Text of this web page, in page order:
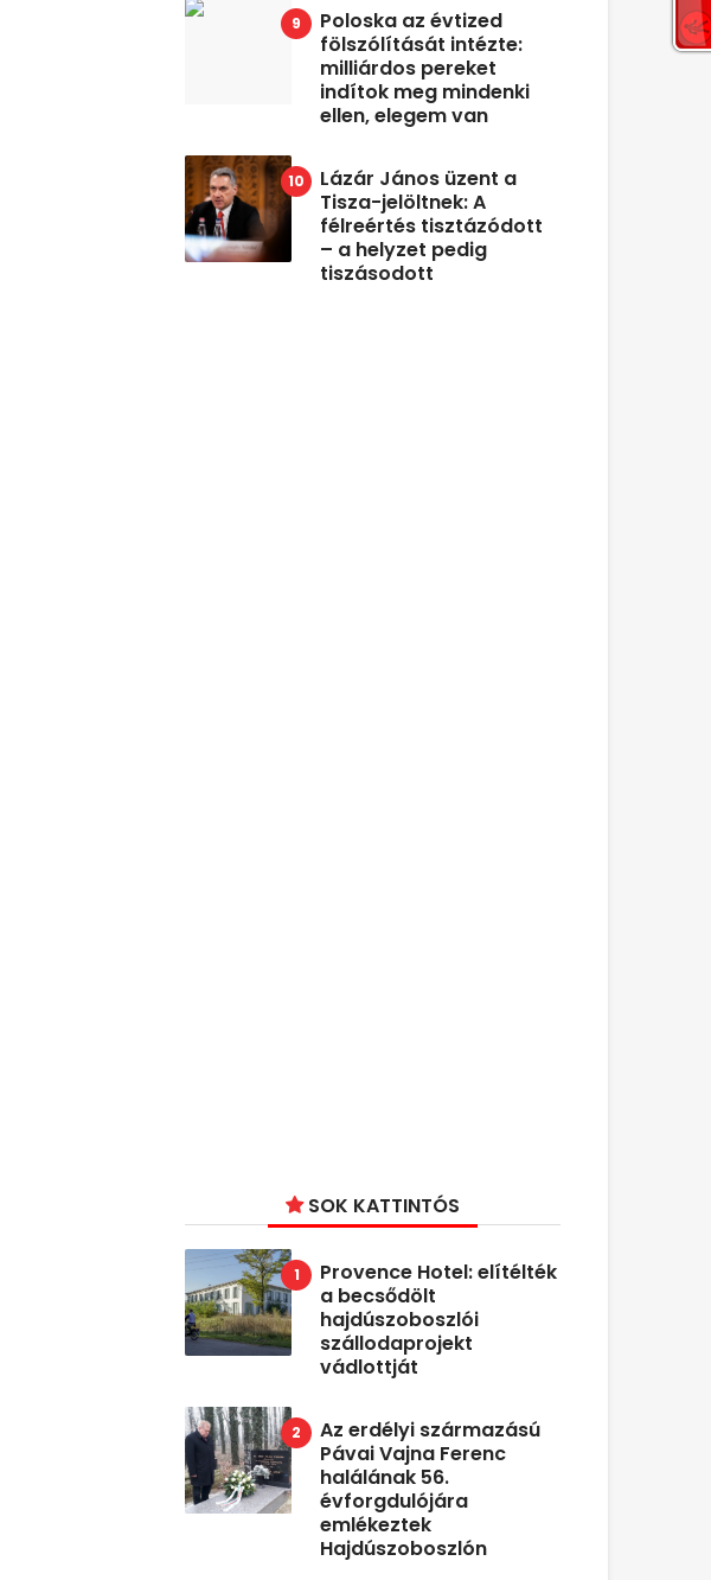
Poloska az évtized
fölszólítását intézte:
milliárdos pereket
indítok meg mindenki
ellen, elegem van
Lázár János üzent a
Tisza-jelöltnek: A
félreértés tisztázódott
– a helyzet pedig
tiszásodott
SOK KATTINTÓS
Provence Hotel: elítélték
a becsődölt
hajdúszoboszlói
szállodaprojekt
vádlottját
Az erdélyi származású
Pávai Vajna Ferenc
halálának 56.
évforgdulójára
emlékeztek
Hajdúszoboszlón